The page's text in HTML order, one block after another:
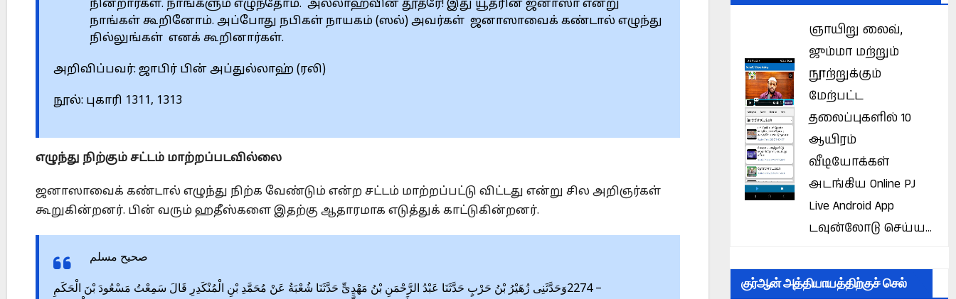
நின்றார்கள். நாங்களும் ‎எழுந்தோம். அல்லாஹ்வின் தூதரே! இது யூதரின் ஜனாஸா ‎என்று
நாங்கள் கூறினோம். அப்போது நபிகள் நாயகம் (ஸல்) ‎அவர்கள் ஜனாஸாவைக் கண்டால் எழுந்து
நில்லுங்கள் எனக் ‎கூறினார்கள்.‎
அறிவிப்பவர்: ஜாபிர் பின் அப்துல்லாஹ் (ரலி)‎
நூல்: புகாரி 1311, 1313‎
எழுந்து நிற்கும் சட்டம் மாற்றப்படவில்லை
ஜனாஸாவைக் கண்டால் எழுந்து நிற்க வேண்டும் என்ற சட்டம் ‎மாற்றப்பட்டு விட்டது என்று சில அறிஞர்கள்
கூறுகின்றனர். பின் ‎வரும் ஹதீஸ்களை இதற்கு ஆதாரமாக எடுத்துக் ‎காட்டுகின்றனர்.‎
صحيح مسلم
‎2274 – ‎وَحَدَّثَنِى زُهَيْرُ بْنُ حَرْبٍ حَدَّثَنَا عَبْدُ الرَّحْمَنِ بْنُ مَهْدِىٍّ حَدَّثَنَا شُعْبَةُ عَنْ مُحَمَّدِ بْنِ الْمُنْكَدِرِ قَالَ سَمِعْتُ مَسْعُودَ ‏بْنَ الْحَكَمِ
ஞாயிறு லைவ்,
ஜும்மா மற்றும்
நூற்றுக்கும்
மேற்பட்ட
தலைப்புகளில் 10
ஆயிரம்
வீடியோக்கள்
அடங்கிய Online PJ
Live Android App
டவுன்லோடு செய்ய...
குர்ஆன் அத்தியாயத்திற்குச் செல்